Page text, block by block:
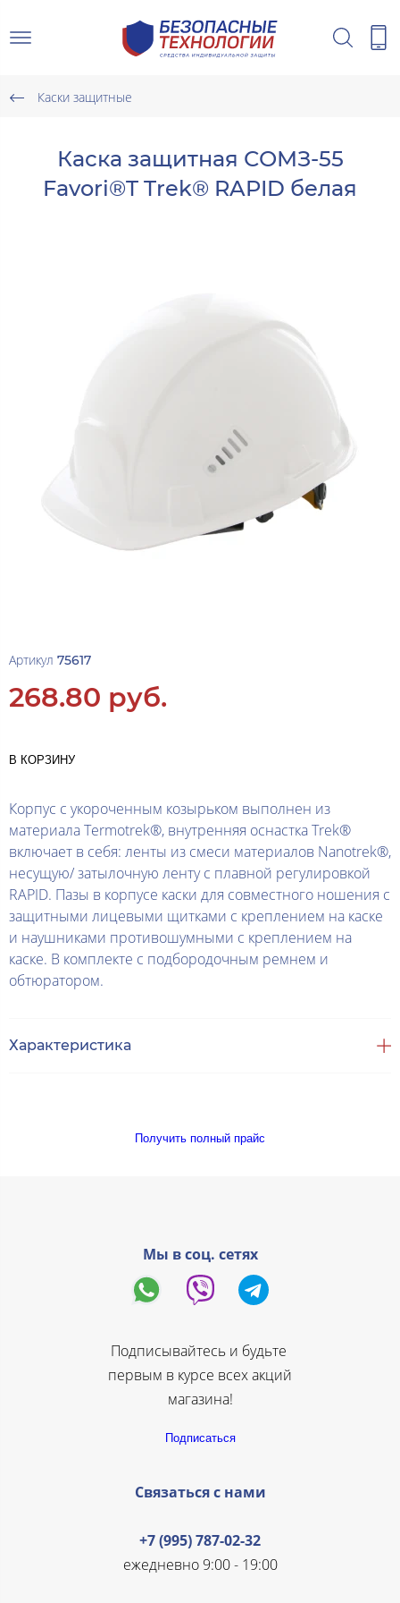
Каски защитные
Каска защитная СОМЗ-55
Favori®T Trek® RAPID белая
Артикул 75617
268.80 руб.
В КОРЗИНУ
Корпус с укороченным козырьком выполнен из
материала Termotrek®, внутренняя оснастка Trek®
включает в себя: ленты из смеси материалов Nanotrek®,
несущую/ затылочную ленту с плавной регулировкой
RAPID. Пазы в корпусе каски для совместного ношения с
защитными лицевыми щитками с креплением на каске
и наушниками противошумными с креплением на
каске. В комплекте с подбородочным ремнем и
обтюратором.
Характеристика
Получить полный прайс
Мы в соц. сетях
Подписывайтесь и будьте
первым в курсе всех акций
магазина!
Связаться с нами
+7 (995) 787-02-32
ежедневно 9:00 - 19:00
Подписаться